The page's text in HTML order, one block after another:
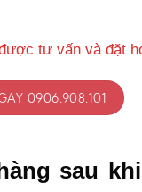
tư vấn và đặt
0906.908.101
sau